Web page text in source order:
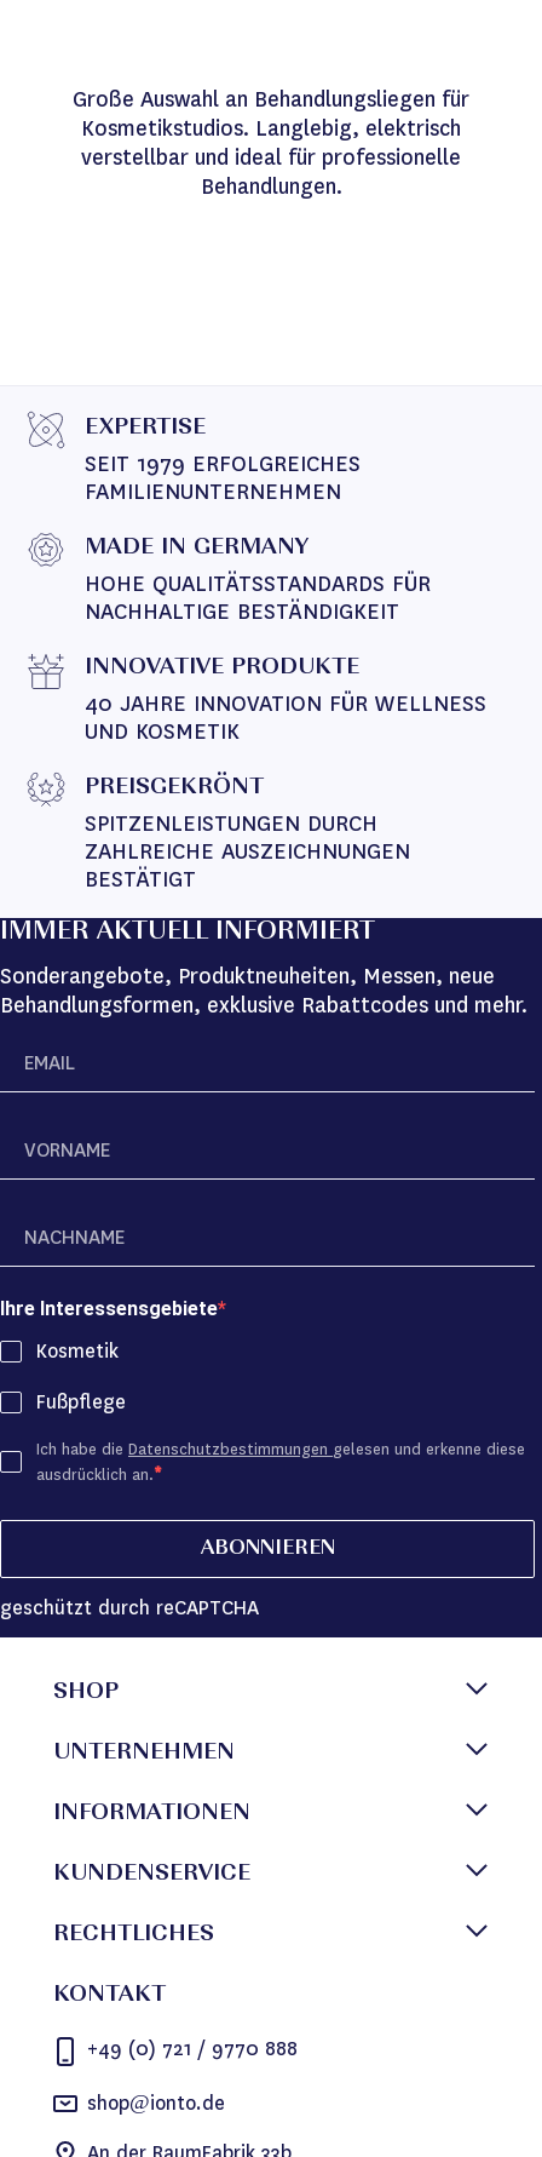
Große Auswahl an Behandlungsliegen für
Kosmetikstudios. Langlebig, elektrisch
verstellbar und ideal für professionelle
Behandlungen.
EXPERTISE
SEIT 1979 ERFOLGREICHES
FAMILIENUNTERNEHMEN
MADE IN GERMANY
HOHE QUALITÄTSSTANDARDS FÜR
NACHHALTIGE BESTÄNDIGKEIT
INNOVATIVE PRODUKTE
40 JAHRE INNOVATION FÜR WELLNESS
UND KOSMETIK
PREISGEKRÖNT
SPITZENLEISTUNGEN DURCH
ZAHLREICHE AUSZEICHNUNGEN
BESTÄTIGT
IMMER AKTUELL INFORMIERT
Sonderangebote, Produktneuheiten, Messen, neue
Behandlungsformen, exklusive Rabattcodes und mehr.
Ihre Interessensgebiete
Kosmetik
Fußpflege
Ich habe die Datenschutzbestimmungen gelesen und erkenne diese
ausdrücklich an.
ABONNIEREN
geschützt durch reCAPTCHA
SHOP
UNTERNEHMEN
INFORMATIONEN
KUNDENSERVICE
RECHTLICHES
KONTAKT
+49 (0) 721 / 9770 888
shop@ionto.de